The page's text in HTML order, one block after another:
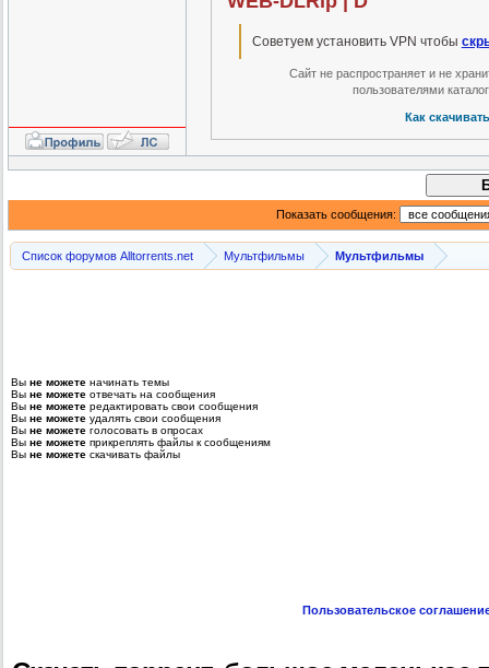
Советуем установить VPN чтобы
Сайт не распространяет и не
пользователями
Как
Показать сообщения:
Список форумов Alltorrents.net Мультфильмы Мультфильмы
Вы не можете начинать темы
Вы не можете отвечать на сообщения
Вы не можете редактировать свои сообщения
Вы не можете удалять свои сообщения
Вы не можете голосовать в опросах
Вы не можете прикреплять файлы к сообщениям
Вы не можете скачивать файлы
Пользовательское